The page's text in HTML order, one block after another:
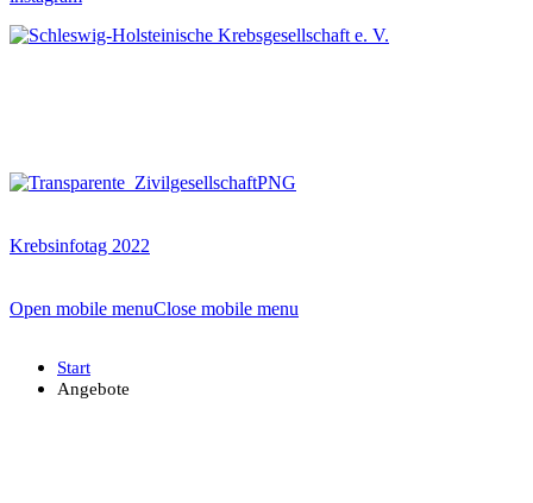
Krebsinfotag 2022
Open mobile menuClose mobile menu
Start
Angebote